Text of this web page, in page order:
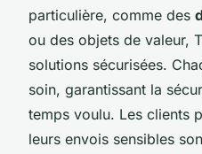
particulière, comme des
ou des objets de valeur,
solutions sécurisées.
soin, garantissant la
temps voulu. Les clients
leurs envois sensibles